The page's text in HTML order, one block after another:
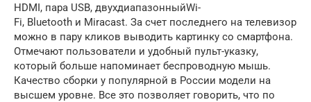
HDMI, пара USB, двухдиапазонныйWi-
Fi, Bluetooth и Miracast. За счет последнего на телевизор
можно в пару кликов выводить картинку со смартфона.
Отмечают пользователи и удобный пульт-указку,
который больше напоминает беспроводную мышь.
Качество сборки у популярной в России модели на
высшем уровне. Все это позволяет говорить, что по